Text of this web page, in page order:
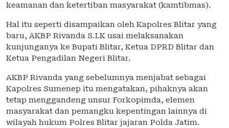
keamanan dan ketertiban masyarakat (kamtibmas).
Hal itu seperti disampaikan oleh Kapolres Blitar yang
baru, AKBP Rivanda S.I.K usai melaksanakan
kunjunganya ke Bupati Blitar, Ketua DPRD Blitar dan
Ketua Pengadilan Negeri Blitar.
AKBP Rivanda yang sebelumnya menjabat sebagai
Kapolres Sumenep itu mengatakan, pihaknya akan
tetap menggandeng unsur Forkopimda, elemen
masyarakat dan pemangku kepentingan lainnya di
wilayah hukum Polres Blitar jajaran Polda Jatim.